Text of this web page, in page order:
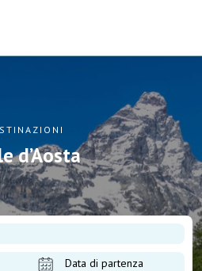
d’Aosta
Data di partenza